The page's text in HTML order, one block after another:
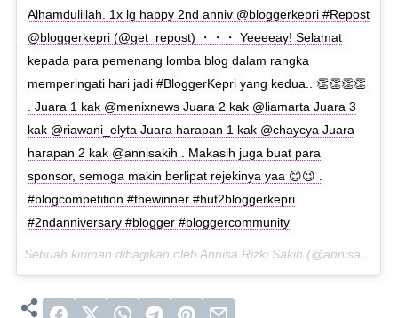
Alhamdulillah. 1x lg happy 2nd anniv @bloggerkepri #Repost
@bloggerkepri (@get_repost) ・・・ Yeeeeay! Selamat
kepada para pemenang lomba blog dalam rangka
memperingati hari jadi #BloggerKepri yang kedua.. 👏👏👏👏
. Juara 1 kak @menixnews Juara 2 kak @liamarta Juara 3
kak @riawani_elyta Juara harapan 1 kak @chaycya Juara
harapan 2 kak @annisakih . Makasih juga buat para
sponsor, semoga makin berlipat rejekinya yaa 😊😉 .
#blogcompetition #thewinner #hut2bloggerkepri
#2ndanniversary #blogger #bloggercommunity
Sebuah kiriman dibagikan oleh Annisa Rizki Sakih (@annisakih) pada